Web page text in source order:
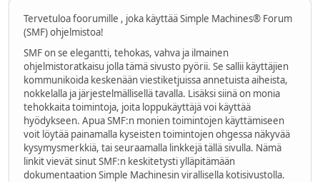
Tervetuloa foorumille , joka käyttää Simple Machines® Forum
(SMF) ohjelmistoa!
SMF on se elegantti, tehokas, vahva ja ilmainen
ohjelmistoratkaisu jolla tämä sivusto pyörii. Se sallii käyttäjien
kommunikoida keskenään viestiketjuissa annetuista aiheista,
nokkelalla ja järjestelmällisellä tavalla. Lisäksi siinä on monia
tehokkaita toimintoja, joita loppukäyttäjä voi käyttää
hyödykseen. Apua SMF:n monien toimintojen käyttämiseen
voit löytää painamalla kyseisten toimintojen ohgessa näkyvää
kysymysmerkkiä, tai seuraamalla linkkejä tällä sivulla. Nämä
linkit vievät sinut SMF:n keskitetysti ylläpitämään
dokumentaation Simple Machinesin virallisella kotisivustolla.